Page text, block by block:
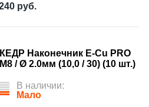
руб.
КЕДР Наконечник E-Cu PRO
М8 / Ø 2.0мм (10,0 / 30) (10 шт.)
В наличии:
Мало